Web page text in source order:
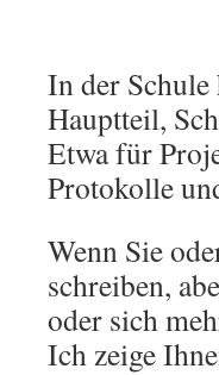
In der
Hauptteil,
Etwa für
Protokolle
Wenn Sie
schreiben,
oder sich
Ich zeige